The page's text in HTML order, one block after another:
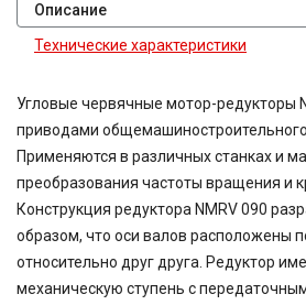
Описание
Технические характеристики
Угловые червячные мотор-редукторы
приводами общемашиностроительного
Применяются в различных станках и
преобразования частоты вращения и
Конструкция редуктора NMRV 090
образом, что оси валов расположены
относительно друг друга. Редуктор
механическую ступень с